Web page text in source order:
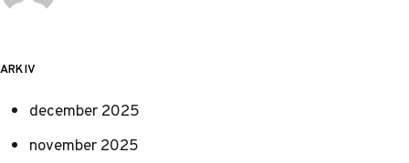
ARKIV
december 2025
november 2025